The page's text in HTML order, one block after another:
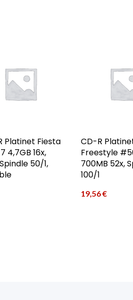
Platinet Fiesta
4,7GB 16x,
50/1,
CD-R
Freestyle
700MB 52x,
100/1
19,56€